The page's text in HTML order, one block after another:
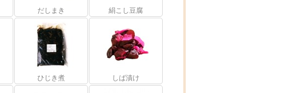
だしまき 絹こし豆腐
ひじき煮 しば漬け